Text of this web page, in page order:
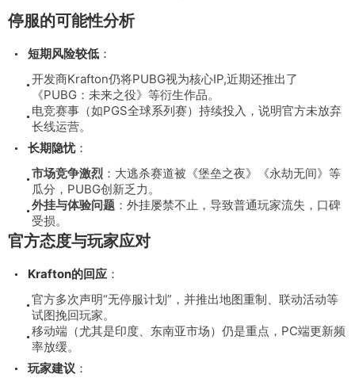
停服的可能性分析
短期风险较低 ：
开发商Krafton仍将PUBG视为核心IP,近期还推出了
《PUBG：未来之役》等衍生作品。
电竞赛事（如PGS全球系列赛）持续投入，说明官方未放弃
长线运营。
长期隐忧：
市场竞争激烈 ：大逃杀赛道被《堡垒之夜》《永劫无间》等
瓜分，PUBG创新乏力。
外挂与体验问题 ：外挂屡禁不止，导致普通玩家流失，口碑
受损。
官方态度与玩家应对
Krafton的回应 ：
官方多次声明“无停服计划”，并推出地图重制、联动活动等
试图挽回玩家。
移动端（尤其是印度、东南亚市场）仍是重点，PC端更新频
率放缓。
玩家建议 ：